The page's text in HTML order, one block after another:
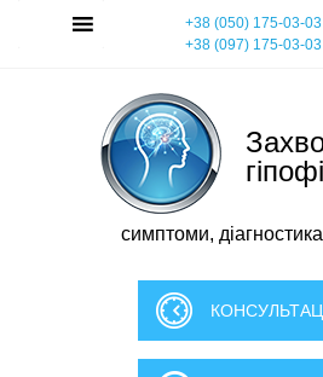
+38 (050) 175-03-03
+38 (097) 175-03-03
симптоми,